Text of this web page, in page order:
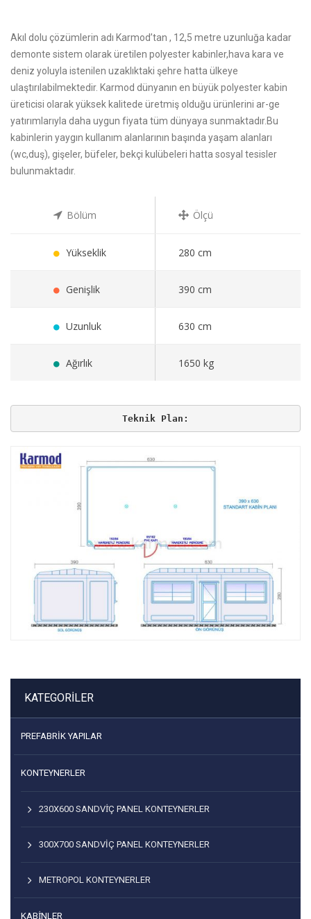
Akıl dolu çözümlerin adı Karmod’tan , 12,5 metre uzunluğa kadar
demonte sistem olarak üretilen polyester kabinler,hava kara ve
deniz yoluyla istenilen uzaklıktaki şehre hatta ülkeye
ulaştırılabilmektedir. Karmod dünyanın en büyük polyester kabin
üreticisi olarak yüksek kalitede üretmiş olduğu ürünlerini ar-ge
yatırımlarıyla daha uygun fiyata tüm dünyaya sunmaktadır.Bu
kabinlerin yaygın kullanım alanlarının başında yaşam alanları
(wc,duş), gişeler, büfeler, bekçi kulübeleri hatta sosyal tesisler
bulunmaktadır.
Bölüm Ölçü
Yükseklik 280 cm
Genişlik 390 cm
Uzunluk 630 cm
Ağırlık 1650 kg
Teknik Plan:
KATEGORILER
PREFABRIK YAPILAR
KONTEYNERLER
230X600 SANDVİÇ PANEL KONTEYNERLER
300X700 SANDVIÇ PANEL KONTEYNERLER
METROPOL KONTEYNERLER
KABİNLER